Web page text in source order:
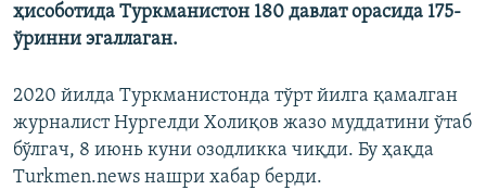
ҳисоботида Туркманистон 180 давлат орасида 175-
ўринни эгаллаган.
2020 йилда Туркманистонда тўрт йилга қамалган
журналист Нургелди Холиқов жазо муддатини ўтаб
бўлгач, 8 июнь куни озодликка чиқди. Бу ҳақда
Turkmen.news нашри хабар берди.